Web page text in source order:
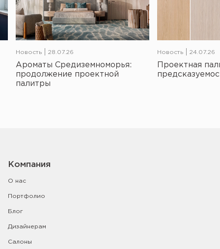
Новость 28.07.26
Ароматы Средиземноморья:
продолжение проектной
палитры
Новость 24.07.26
Проектная
Компания
О нас
Портфолио
Блог
Дизайнерам
Салоны